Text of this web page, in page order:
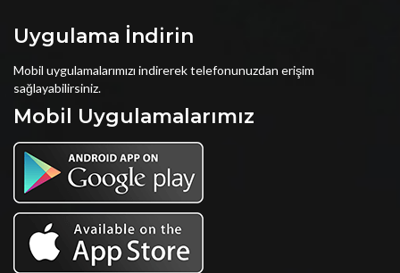
Uygulama İndirin
Mobil uygulamalarımızı indirerek telefonunuzdan erişim
sağlayabilirsiniz.
Mobil Uygulamalarımız